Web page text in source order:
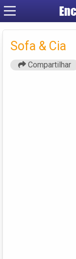
Sofa & Cia
Compartilhar